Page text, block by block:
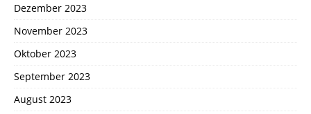
Dezember 2023
November 2023
Oktober 2023
September 2023
August 2023